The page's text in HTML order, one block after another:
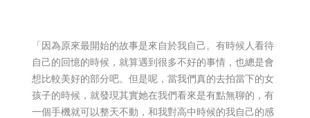
「因為原來最開始的故事是來自於我自己。有時候人看待
自己的回憶的時候，就算遇到很多不好的事情，也總是會
想比較美好的部分吧。但是呢，當我們真的去拍當下的女
孩子的時候，就發現其實她在我們看來是有點無聊的，有
一個手機就可以整天不動，和我對高中時候的我自己的感